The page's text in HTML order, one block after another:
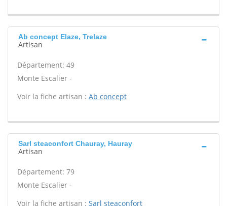
Ab concept Elaze, Trelaze
Artisan
Département: 49
Monte Escalier -
Voir la fiche artisan : Ab concept
Sarl steaconfort Chauray, Hauray
Artisan
Département: 79
Monte Escalier -
Voir la fiche artisan : Sarl steaconfort